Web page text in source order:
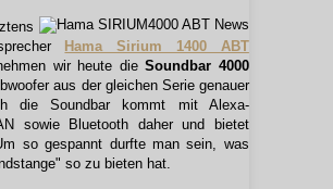
Hama Sirium 1400 ABT
wir heute dieSoundbar 4000
aus der gleichen Serie genauer
die Soundbar kommt mit Alexa-
sowie Bluetooth daher und bietet
so gespannt durfte man sein, was
so zu bieten hat.